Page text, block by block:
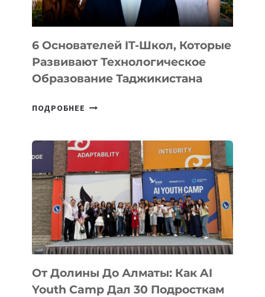
6 Основателей IT-Школ, Которые
Развивают Технологическое
Образование Таджикистана
ПОДРОБНЕЕ
ШКОЛ,
РАЗВИВАЮТ
ТЕХНОЛОГИЧЕСКОЕ
ОБРАЗОВАНИЕ
ТАДЖИКИСТАНА
От Долины До Алматы: Как AI
Youth Camp Дал 30 Подросткам